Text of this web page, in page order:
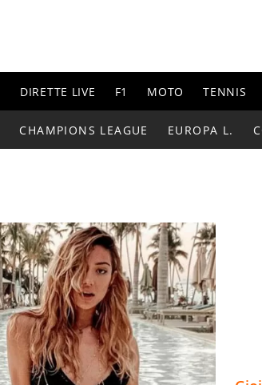
DIRETTE LIVE F1 MOTO TENNIS
CHAMPIONS LEAGUE EUROPA L.